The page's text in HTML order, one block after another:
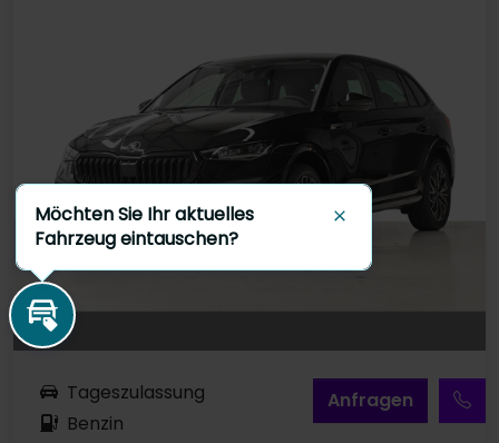
Anfragen
Tageszulassung
Benzin
Inzahlungnahme
Möchten Sie Ihr aktuelles
Fahrzeug eintauschen?
Schließen